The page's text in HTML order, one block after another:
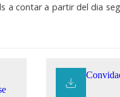
contar a partir del dia